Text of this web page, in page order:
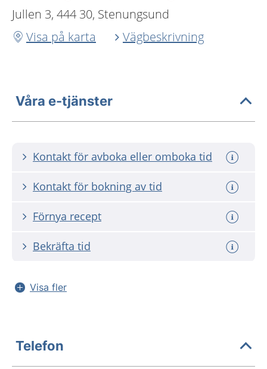
Jullen 3, 444 30, Stenungsund
Visa på karta
Vägbeskrivning
Våra e-tjänster
Kontakt för avboka eller omboka tid
Kontakt för bokning av tid
Förnya recept
Bekräfta tid
Visa fler
Telefon